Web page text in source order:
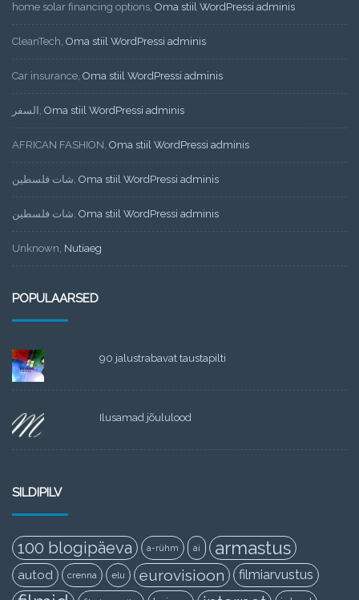
home solar financing options, Oma stiil WordPressi adminis
CleanTech, Oma stiil WordPressi adminis
Car insurance, Oma stiil WordPressi adminis
السفر , Oma stiil WordPressi adminis
AFRICAN FASHION, Oma stiil WordPressi adminis
شات فلسطين, Oma stiil WordPressi adminis
شات فلسطين, Oma stiil WordPressi adminis
Unknown, Nutiaeg
POPULAARSED
90 jalustrabavat taustapilti
Ilusamad jõululood
SILDIPILV
100 blogipäeva a-rühm ai armastus
autod crenna elu eurovisioon filmiarvustus